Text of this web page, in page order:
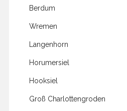
Berdum
Wremen
Langenhorn
Horumersiel
Hooksiel
Groß Charlottengroden